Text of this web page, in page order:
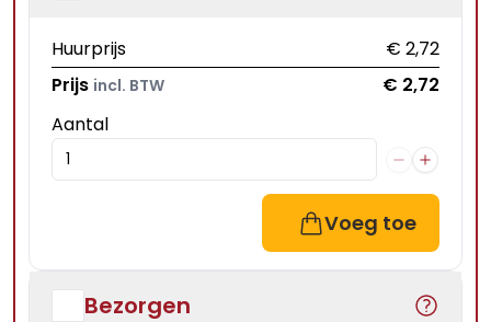
Huurprijs
€ 2,72
Prijs incl. BTW
€ 2,72
Aantal
Voeg toe
Bezorgen